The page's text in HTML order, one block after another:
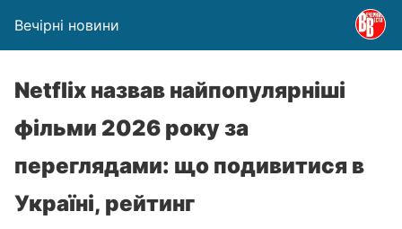
Вечірні новини
Netflix назвав найпопулярніші
фільми 2026 року за
переглядами: що подивитися в
Україні, рейтинг